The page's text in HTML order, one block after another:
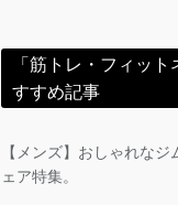
「筋トレ・フィッ
すすめ記事
【メンズ】おしゃれな
ェア特集。